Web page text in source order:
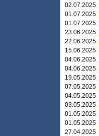
02.07.2025
01.07.2025
01.07.2025
23.06.2025
22.06.2025
15.06.2025
04.06.2025
04.06.2025
19.05.2025
07.05.2025
04.05.2025
03.05.2025
01.05.2025
01.05.2025
27.04.2025